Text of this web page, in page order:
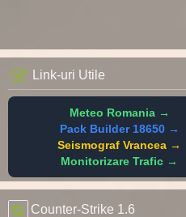
Link-uri Utile
Meteo Romania →
Pack Builder 18650 →
Seismograf Vrancea →
Monitorizare Trafic →
Counter-Strike 1.6